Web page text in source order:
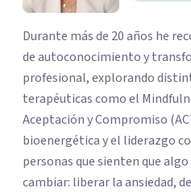
Durante más de 20 años he
de autoconocimiento y
profesional, explorando
terapéuticas como el
Aceptación y Compromiso
bioenergética y el liderazgo consciente.
personas que sienten que
cambiar: liberar la ansiedad,